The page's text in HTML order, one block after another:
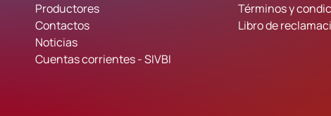
Productores
Contactos
Noticias
Cuentas corrientes - SIVBI
Términos y
Libro de